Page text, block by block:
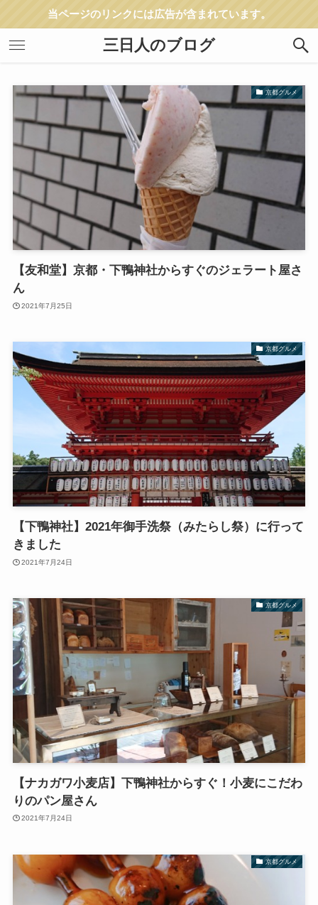
当ページのリンクには広告が含まれています。
三日人のブログ
京都グルメ
【友和堂】京都・下鴨神社からすぐのジェラート屋さ
ん
2021年7月25日
京都グルメ
【下鴨神社】2021年御手洗祭（みたらし祭）に行って
きました
2021年7月24日
京都グルメ
【ナカガワ小麦店】下鴨神社からすぐ！小麦にこだわ
りのパン屋さん
2021年7月24日
京都グルメ